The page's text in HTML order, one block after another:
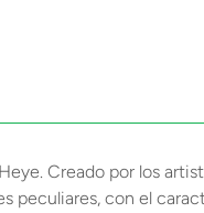
Creado por los
peculiares, con el